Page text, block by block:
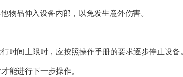
物品伸入设备内部，以免发生意外伤害。
时间上限时，应按照操作手册的要求逐步停止设备。
能进行下一步操作。